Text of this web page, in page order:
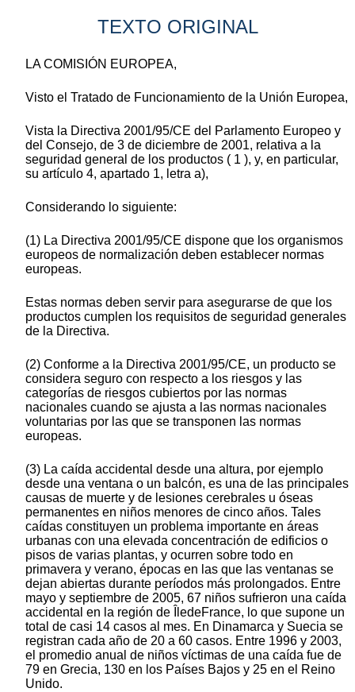
TEXTO ORIGINAL
LA COMISIÓN EUROPEA,
Visto el Tratado de Funcionamiento de la Unión Europea,
Vista la Directiva 2001/95/CE del Parlamento Europeo y
del Consejo, de 3 de diciembre de 2001, relativa a la
seguridad general de los productos ( 1 ), y, en particular,
su artículo 4, apartado 1, letra a),
Considerando lo siguiente:
(1) La Directiva 2001/95/CE dispone que los organismos
europeos de normalización deben establecer normas
europeas.
Estas normas deben servir para asegurarse de que los
productos cumplen los requisitos de seguridad generales
de la Directiva.
(2) Conforme a la Directiva 2001/95/CE, un producto se
considera seguro con respecto a los riesgos y las
categorías de riesgos cubiertos por las normas
nacionales cuando se ajusta a las normas nacionales
voluntarias por las que se transponen las normas
europeas.
(3) La caída accidental desde una altura, por ejemplo
desde una ventana o un balcón, es una de las principales
causas de muerte y de lesiones cerebrales u óseas
permanentes en niños menores de cinco años. Tales
caídas constituyen un problema importante en áreas
urbanas con una elevada concentración de edificios o
pisos de varias plantas, y ocurren sobre todo en
primavera y verano, épocas en las que las ventanas se
dejan abiertas durante períodos más prolongados. Entre
mayo y septiembre de 2005, 67 niños sufrieron una caída
accidental en la región de ÎledeFrance, lo que supone un
total de casi 14 casos al mes. En Dinamarca y Suecia se
registran cada año de 20 a 60 casos. Entre 1996 y 2003,
el promedio anual de niños víctimas de una caída fue de
79 en Grecia, 130 en los Países Bajos y 25 en el Reino
Unido.